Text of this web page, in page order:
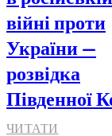
війні проти
України —
розвідка
Південної
ЧИТАТИ